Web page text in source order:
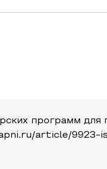
программ для
apni.ru/article/